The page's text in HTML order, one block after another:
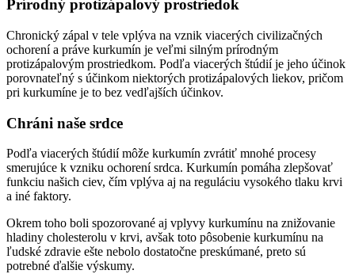
Prírodný protizápalový prostriedok
Chronický zápal v tele vplýva na vznik viacerých civilizačných
ochorení a práve kurkumín je veľmi silným prírodným
protizápalovým prostriedkom. Podľa viacerých štúdií je jeho účinok
porovnateľný s účinkom niektorých protizápalových liekov, pričom
pri kurkumíne je to bez vedľajších účinkov.
Chráni naše srdce
Podľa viacerých štúdií môže kurkumín zvrátiť mnohé procesy
smerujúce k vzniku ochorení srdca. Kurkumín pomáha zlepšovať
funkciu našich ciev, čím vplýva aj na reguláciu vysokého tlaku krvi
a iné faktory.
Okrem toho boli spozorované aj vplyvy kurkumínu na znižovanie
hladiny cholesterolu v krvi, avšak toto pôsobenie kurkumínu na
ľudské zdravie ešte nebolo dostatočne preskúmané, preto sú
potrebné ďalšie výskumy.